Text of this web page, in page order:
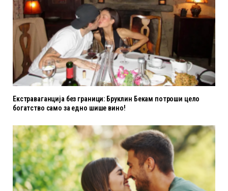
Екстраваганција без граници: Бруклин Бекам потроши цело
богатство само за едно шише вино!